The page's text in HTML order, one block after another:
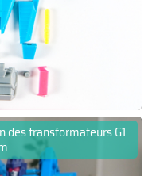
transformateurs G1